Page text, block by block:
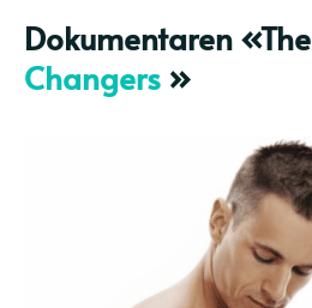
Dokumentaren «The
Changers »